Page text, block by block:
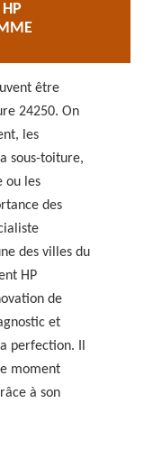
être
24250. On
les
sous-toiture,
ou les
des
des villes du
HP
de
et
perfection. Il
moment
à son